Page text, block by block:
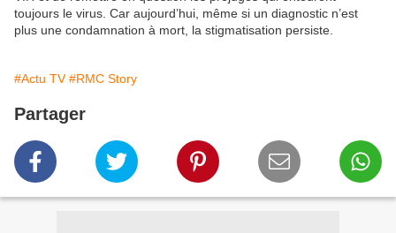
toujours le virus. Car aujourd’hui, même si un diagnostic n’est
plus une condamnation à mort, la stigmatisation persiste.
#Actu TV #RMC Story
Partager